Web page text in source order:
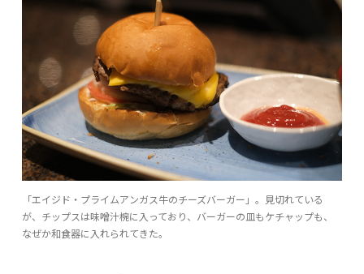
「エイジド・プライムアンガス牛のチーズバーガー」。見切れている
が、チップスは味噌汁椀に入っており、バーガーの皿もケチャップも、
なぜか和食器に入れられてきた。